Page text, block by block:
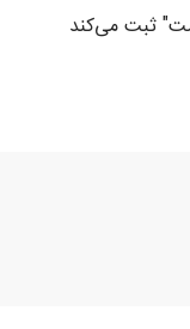
ثبت می‌کند